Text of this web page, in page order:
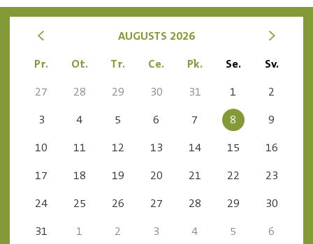
< AUGUSTS 2026 >
Pr. Ot. Tr. Ce. Pk. Se.
Sv.
27
28 29 30 31 1
2
3
4 5 6 7 8
9
10
11 12 13 14 15
16
17
18 19 20 21 22
23
24
25 26 27 28 29
30
31
1 2 3 4 5 6